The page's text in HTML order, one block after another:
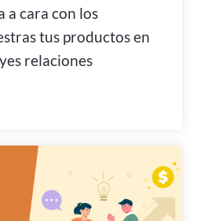
a cara con los
tus productos en
relaciones